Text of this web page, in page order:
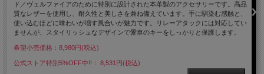
ド／ヴェルファイアのために特別に設計された本革製のアクセサリーです。高品
質なレザーを使用し、耐久性と美しさを兼ね備えています。手に馴染む感触と、
使い込むほどに味わいが増す風合いが魅力です。リレーアタックには対応してい
ませんが、スタイリッシュなデザインで愛車のキーをしっかりと保護します。
希望小売価格：8,980円(税込)
公式ストア特別5%OFF中!!： 8,531円(税込)